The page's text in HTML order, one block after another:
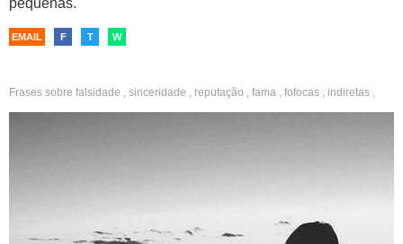
pequenas.
EMAIL F T W
Frases sobre falsidade , sinceridade , reputação , fama , fofocas , indiretas ,